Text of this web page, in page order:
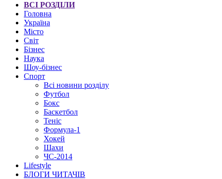
ВСІ РОЗДІЛИ
Головна
Україна
Місто
Світ
Бізнес
Наука
Шоу-бізнес
Спорт
Всі новини розділу
Футбол
Бокс
Баскетбол
Теніс
Формула-1
Хокей
Шахи
ЧС-2014
Lifestyle
БЛОГИ ЧИТАЧІВ